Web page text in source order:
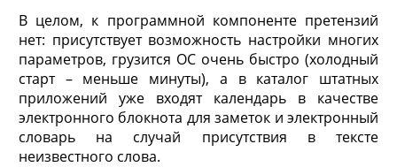
В целом, к программной компоненте претензий
нет: присутствует возможность настройки многих
параметров, грузится ОС очень быстро (холодный
старт – меньше минуты), а в каталог штатных
приложений уже входят календарь в качестве
электронного блокнота для заметок и электронный
словарь на случай присутствия в тексте
неизвестного слова.